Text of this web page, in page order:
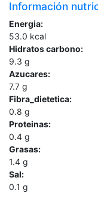
Información
Energia:
53.0 kcal
Hidratos carbono:
9.3 g
Azucares:
7.7 g
Fibra_dietetica:
0.8 g
Proteinas:
0.4 g
Grasas:
1.4 g
Sal:
0.1 g